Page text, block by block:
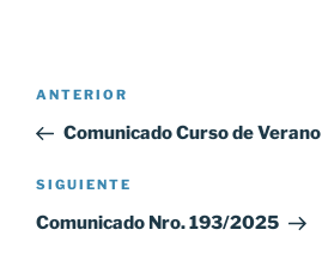
Navegación
entradas
Entrada
anterior:
ANTERIOR
Comunicado Curso de Verano
Siguiente
entrada
SIGUIENTE
Comunicado Nro. 193/2025